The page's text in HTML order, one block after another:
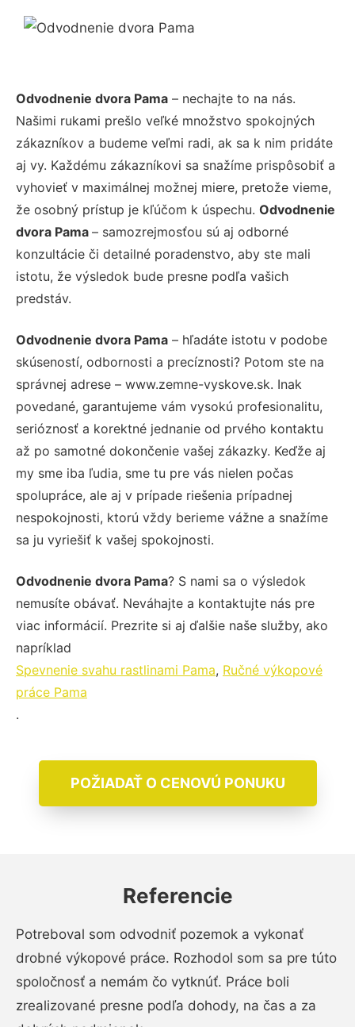
Odvodnenie dvora Pama – nechajte to na nás.
Našimi rukami prešlo veľké množstvo spokojných
zákazníkov a budeme veľmi radi, ak sa k nim pridáte
aj vy. Každému zákazníkovi sa snažíme prispôsobiť a
vyhovieť v maximálnej možnej miere, pretože vieme,
že osobný prístup je kľúčom k úspechu. Odvodnenie
dvora Pama – samozrejmosťou sú aj odborné
konzultácie či detailné poradenstvo, aby ste mali
istotu, že výsledok bude presne podľa vašich
predstáv.
Odvodnenie dvora Pama – hľadáte istotu v podobe
skúseností, odbornosti a precíznosti? Potom ste na
správnej adrese – www.zemne-vyskove.sk. Inak
povedané, garantujeme vám vysokú profesionalitu,
serióznosť a korektné jednanie od prvého kontaktu
až po samotné dokončenie vašej zákazky. Keďže aj
my sme iba ľudia, sme tu pre vás nielen počas
spolupráce, ale aj v prípade riešenia prípadnej
nespokojnosti, ktorú vždy berieme vážne a snažíme
sa ju vyriešiť k vašej spokojnosti.
Odvodnenie dvora Pama? S nami sa o výsledok
nemusíte obávať. Neváhajte a kontaktujte nás pre
viac informácií. Prezrite si aj ďalšie naše služby, ako
napríklad
Spevnenie svahu rastlinami Pama, Ručné výkopové
práce Pama
.
POŽIADAŤ O CENOVÚ PONUKU
Referencie
Potreboval som odvodniť pozemok a vykonať
drobné výkopové práce. Rozhodol som sa pre túto
spoločnosť a nemám čo vytknúť. Práce boli
zrealizované presne podľa dohody, na čas a za